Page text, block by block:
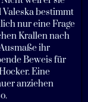
Valeska bestimmt
nur eine Frage
Krallen nach
ihr
Beweis für
Eine
anziehen